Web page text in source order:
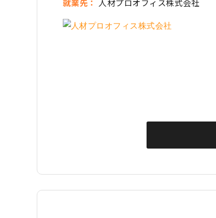
就業先 人材プロオフィス株式会社